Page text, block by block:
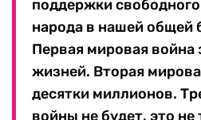
поддержки
народа в нашей общей
Первая мировая
жизней. Вторая
десятки миллионов.
войны не будет, это не